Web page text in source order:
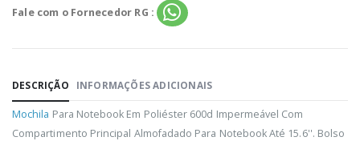
Fale com o Fornecedor RG :
DESCRIÇÃO INFORMAÇÕES ADICIONAIS
Mochila Para Notebook Em Poliéster 600d Impermeável Com
Compartimento Principal Almofadado Para Notebook Até 15.6''. Bolso